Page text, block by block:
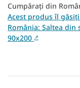
Cumpărați din
Acest produs îl
România: Saltea din
90x200 ↗